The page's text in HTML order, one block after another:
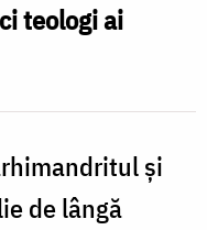
teologi ai
și
de lângă